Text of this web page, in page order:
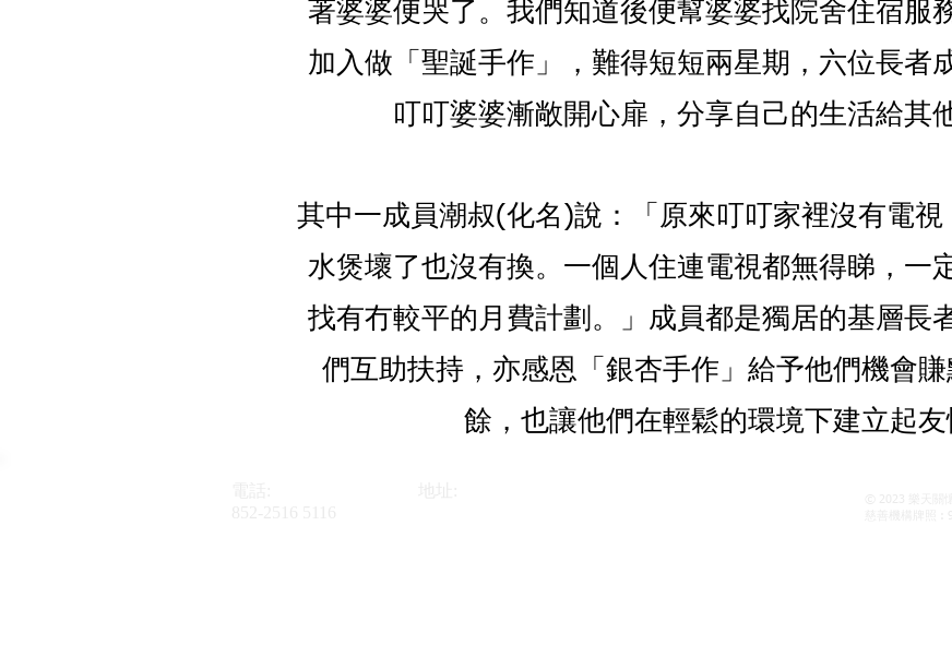
著婆婆便哭了。 我們知道後便幫婆婆找院舍住宿服
加入做「聖誕手作」，難得短短兩星期，六位長者
叮叮婆婆漸敞開心扉，分享自己的生活給其
其中一成員潮叔(化名)說：「原來叮叮家裡沒有電視
水煲壞了也沒有換。一個人住連電視都無得睇，一
找有冇較平的月費計劃。」 成員都是獨居的基層長
們互助扶持，亦感恩「銀杏手作」給予他們機會
餘，也讓他們在輕鬆的環境下建立起友